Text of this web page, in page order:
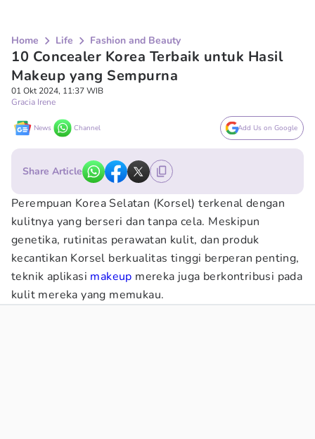
Home Life Fashion and Beauty
10 Concealer Korea Terbaik untuk Hasil
Makeup yang Sempurna
01 Okt 2024, 11:37 WIB
Gracia Irene
News Channel Add Us on Google
Share Article
Perempuan Korea Selatan (Korsel) terkenal dengan
kulitnya yang berseri dan tanpa cela. Meskipun
genetika, rutinitas perawatan kulit, dan produk
kecantikan Korsel berkualitas tinggi berperan penting,
teknik aplikasi makeup mereka juga berkontribusi pada
kulit mereka yang memukau.